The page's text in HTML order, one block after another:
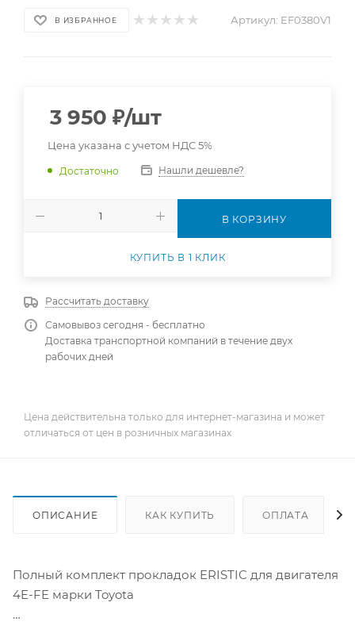
В ИЗБРАННОЕ Артикул: EF0380V1
3 950 ₽/шт
Цена указана с учетом НДС 5%
Достаточно Нашли дешевле?
В КОРЗИНУ
КУПИТЬ В 1 КЛИК
Рассчитать доставку
Самовывоз сегодня - бесплатно
Доставка транспортной компаний в течение двух
рабочих дней
Цена действительна только для интернет-магазина и может
отличаться от цен в розничных магазинах
ОПИСАНИЕ КАК КУПИТЬ ОПЛАТА
Полный комплект прокладок ERISTIC для двигателя
4E-FE марки Toyota